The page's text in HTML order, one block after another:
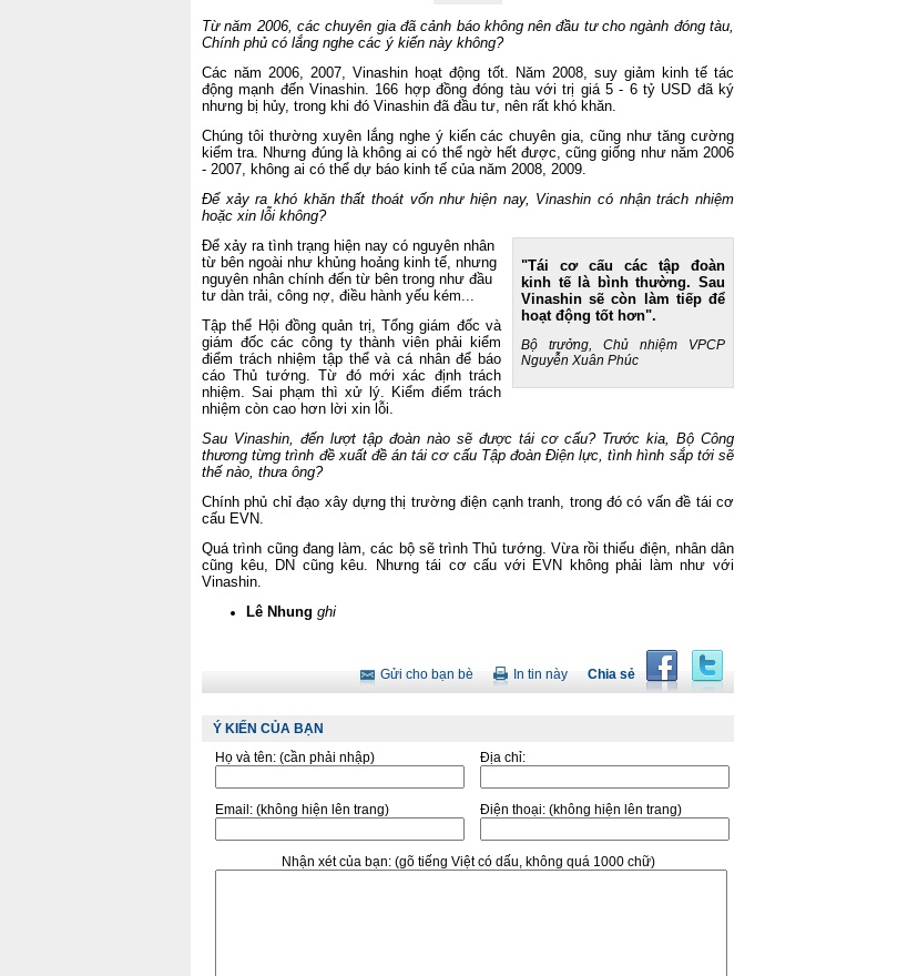
Từ năm 2006, các chuyên gia đã cảnh báo không nên đầu tư cho ngành đóng tàu,
Chính phủ có lắng nghe các ý kiến này không?
Các năm 2006, 2007, Vinashin hoạt động tốt. Năm 2008, suy giảm kinh tế tác
động mạnh đến Vinashin. 166 hợp đồng đóng tàu với trị giá 5 - 6 tỷ USD đã ký
nhưng bị hủy, trong khi đó Vinashin đã đầu tư, nên rất khó khăn.
Chúng tôi thường xuyên lắng nghe ý kiến các chuyên gia, cũng như tăng cường
kiểm tra. Nhưng đúng là không ai có thể ngờ hết được, cũng giống như năm 2006
- 2007, không ai có thể dự báo kinh tế của năm 2008, 2009.
Để xảy ra khó khăn thất thoát vốn như hiện nay, Vinashin có nhận trách nhiệm
hoặc xin lỗi không?
"Tái cơ cấu các tập đoàn
kinh tế là bình thường. Sau
Vinashin sẽ còn làm tiếp để
hoạt động tốt hơn".
Bộ trưởng, Chủ nhiệm VPCP
Nguyễn Xuân Phúc
Để xảy ra tình trạng hiện nay có nguyên nhân
từ bên ngoài như khủng hoảng kinh tế, nhưng
nguyên nhân chính đến từ bên trong như đầu
tư dàn trải, công nợ, điều hành yếu kém...
Tập thể Hội đồng quản trị, Tổng giám đốc và
giám đốc các công ty thành viên phải kiểm
điểm trách nhiệm tập thể và cá nhân để báo
cáo Thủ tướng. Từ đó mới xác định trách
nhiệm. Sai phạm thì xử lý. Kiểm điểm trách
nhiệm còn cao hơn lời xin lỗi.
Sau Vinashin, đến lượt tập đoàn nào sẽ được tái cơ cấu? Trước kia, Bộ Công
thương từng trình đề xuất đề án tái cơ cấu Tập đoàn Điện lực, tình hình sắp tới sẽ
thế nào, thưa ông?
Chính phủ chỉ đạo xây dựng thị trường điện cạnh tranh, trong đó có vấn đề tái cơ
cấu EVN.
Quá trình cũng đang làm, các bộ sẽ trình Thủ tướng. Vừa rồi thiếu điện, nhân dân
cũng kêu, DN cũng kêu. Nhưng tái cơ cấu với EVN không phải làm như với
Vinashin.
Lê Nhung ghi
Chia sẻ
In tin này
Gửi cho bạn bè
Ý KIẾN CỦA BẠN
Họ và tên: (cần phải nhập) Địa chỉ:
Email: (không hiện lên trang) Điện thoại: (không hiện lên trang)
Nhận xét của bạn: (gõ tiếng Việt có dấu, không quá 1000 chữ)